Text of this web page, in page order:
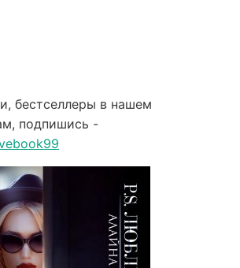
бестселлеры в нашем
подпишись -